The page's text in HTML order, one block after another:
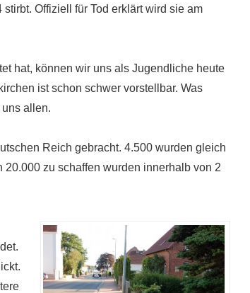
Offiziell für Tod erklärt wird sie am
hat, können wir uns als Jugendliche heute
ist schon schwer vorstellbar. Was
allen.
Reich gebracht. 4.500 wurden gleich
zu schaffen wurden innerhalb von 2